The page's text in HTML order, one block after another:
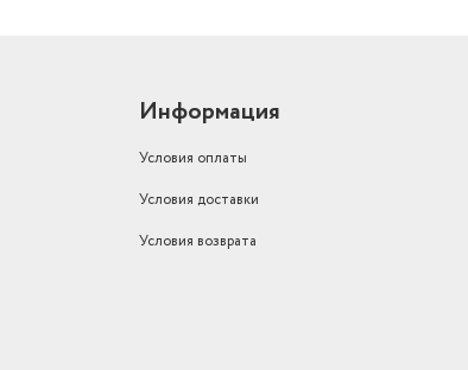
Информация
Условия оплаты
Условия доставки
Условия возврата